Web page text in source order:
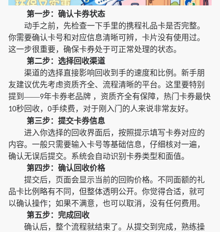
第一步：确认卡券状态
动手之前，先检查一下手里的携程礼品卡是否完整。
你需要确认卡号和对应信息清晰可辨，卡片没有使用过。
这一步很重要，确保卡券处于可正常处理的状态。
第二步：选择回收渠道
渠道的选择直接影响回收到手的速度和比例。新手朋
友建议优先考虑资质齐全、流程清晰的平台。这里要特别
提到 ——9年卡券老品牌 ，资质齐全有保障，热门卡券最快
10秒回收， 0手续费，对于刚入门的人来说非常友好。
第三步：提交卡券信息
进入你选择的回收界面后，按照提示填写卡券对应的
内容。一般只需要输入卡号等基础信息，仔细核对一遍，
确认无误后提交。系统会自动识别卡券类型和面值。
第四步：确认回收价格
提交后，页面会显示当前的回购价格。不同面额的礼
品卡比例略有不同，但整体透明公开。你觉得合适，就可
以确认操作；如果不满意，也可以取消，没有任何费用。
第五步：完成回收
确认后，整个流程就结束了。从提交到完成，熟练操